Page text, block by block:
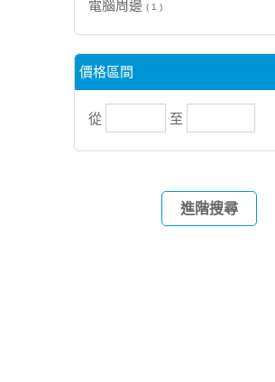
電腦周邊 ( 1 )
價格區間
從 至
進階搜尋